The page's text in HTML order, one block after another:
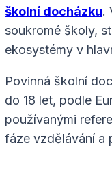
školní docházku.
soukromé školy,
ekosystémy v
Povinná školní
do 18 let, podle
používanými
fáze vzdělávání a